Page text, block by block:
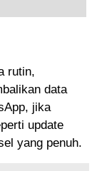
rutin,
data
jika
update
yang penuh.